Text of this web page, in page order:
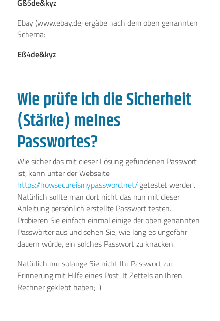
Gß6de&kyz
Ebay (www.ebay.de) ergäbe nach dem oben genannten
Schema:
Eß4de&kyz
Wie prüfe ich die Sicherheit
(Stärke) meines
Passwortes?
Wie sicher das mit dieser Lösung gefundenen Passwort
ist, kann unter der Webseite
https://howsecureismypassword.net/ getestet werden.
Natürlich sollte man dort nicht das nun mit dieser
Anleitung persönlich erstellte Passwort testen.
Probieren Sie einfach einmal einige der oben genannten
Passwörter aus und sehen Sie, wie lang es ungefähr
dauern würde, ein solches Passwort zu knacken.
Natürlich nur solange Sie nicht Ihr Passwort zur
Erinnerung mit Hilfe eines Post-It Zettels an Ihren
Rechner geklebt haben;-)